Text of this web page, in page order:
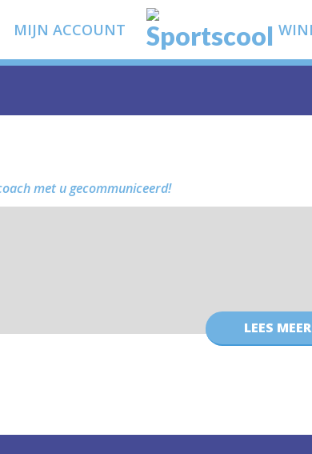
MIJN ACCOUNT
met u gecommuniceerd!
LEES MEER